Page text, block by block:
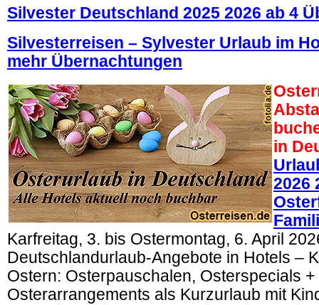
Silvester Deutschland 2025 2026 ab 4
Silvesterreisen – Sylvester Urlaub im
mehr Übernachtungen
in
2026
Karfreitag, 3. bis Ostermontag, 6. April
Deutschlandurlaub-Angebote in Hotels –
Ostern: Osterpauschalen, Osterspecials +
Osterarrangements als Kurzurlaub mit